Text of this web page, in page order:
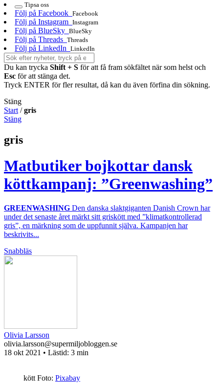
Tipsa oss
Följ på Facebook Facebook
Följ på Instagram Instagram
Följ på BlueSky BlueSky
Följ på Threads Threads
Följ på LinkedIn LinkedIn
Du kan trycka Shift + S för att få fram sökfältet när som helst och
Esc för att stänga det.
Tryck ENTER för fler resultat, då kan du även förfina din sökning.
Stäng
Start /gris
Stäng
gris
Matbutiker bojkottar dansk
köttkampanj: ”Greenwashing”
GREENWASHING Den danska slaktgiganten Danish Crown har
under det senaste året märkt sitt griskött med ”klimatkontrollerad
gris”, en märkning som de uppfunnit själva. Kampanjen har
beskrivits...
Snabbläs
Olivia Larsson
olivia.larsson@supermiljobloggen.se
18 okt 2021 • Lästid: 3 min
kött Foto: Pixabay